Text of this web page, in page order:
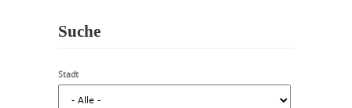
Suche
Stadt